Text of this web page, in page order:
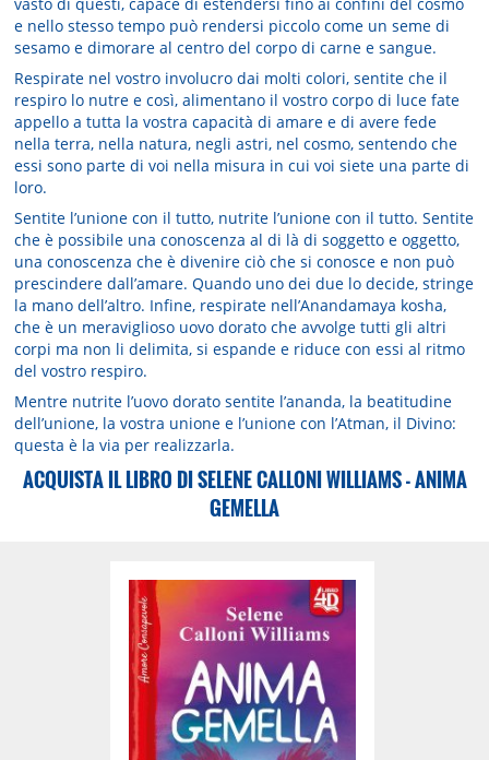
e nello stesso tempo può rendersi piccolo come un seme di
sesamo e dimorare al centro del corpo di carne e sangue.
Respirate nel vostro involucro dai molti colori, sentite che il
respiro lo nutre e così, alimentano il vostro corpo di luce fate
ap­pello a tutta la vostra capacità di amare e di avere fede
nella terra, nella natura, negli astri, nel cosmo, sentendo che
essi sono parte di voi nella misura in cui voi siete una parte di
loro.
Sentite l’unione con il tutto, nutrite l’unione con il tutto. Sentite
che è possibile una conoscenza al di là di soggetto e oggetto,
una conoscenza che è divenire ciò che si conosce e non può
prescindere dall’amare. Quando uno dei due lo decide, stringe
la mano dell’altro. Infine, respirate nell’Anandamaya kosha,
che è un meraviglioso uovo dorato che avvolge tutti gli altri
corpi ma non li delimita, si espande e riduce con essi al ritmo
del vostro respiro.
Mentre nutrite l’uovo dorato sentite l’ananda, la beatitudine
dell’unione, la vostra unione e l’unione con l’Atman, il Divino:
questa è la via per realizzarla. ­
ACQUISTA IL LIBRO DI SELENE CALLONI WILLIAMS - ANIMA
GEMELLA